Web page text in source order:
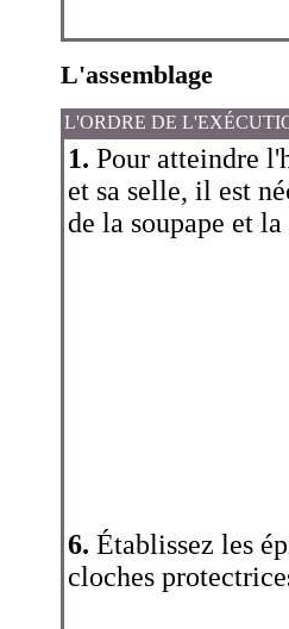
L'assemblage
L'ORDRE DE
1. Pour atteindre
et sa selle, il est
de la soupape et
6. Établissez les
cloches